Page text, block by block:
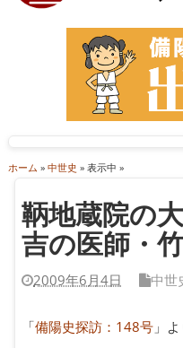
ホーム » 中世史 » 表示中 »
鞆地蔵院の
吉の医師・
2009年6月4日 中世
「備陽史探訪：148号 」よ